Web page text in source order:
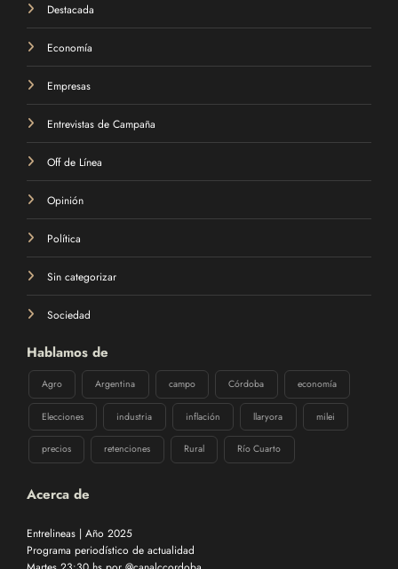
Destacada
Economía
Empresas
Entrevistas de Campaña
Off de Línea
Opinión
Política
Sin categorizar
Sociedad
Hablamos de
Agro Argentina campo Córdoba economía
Elecciones industria inflación llaryora milei
precios retenciones Rural Río Cuarto
Acerca de
Entrelineas | Año 2025
Programa periodístico de actualidad